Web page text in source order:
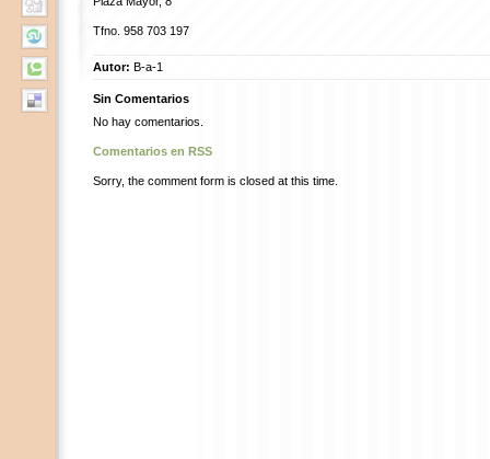
Tfno. 958 703 197
Autor: B-a-1
Sin Comentarios
No hay comentarios.
Comentarios en RSS
Sorry, the comment form is closed at this time.